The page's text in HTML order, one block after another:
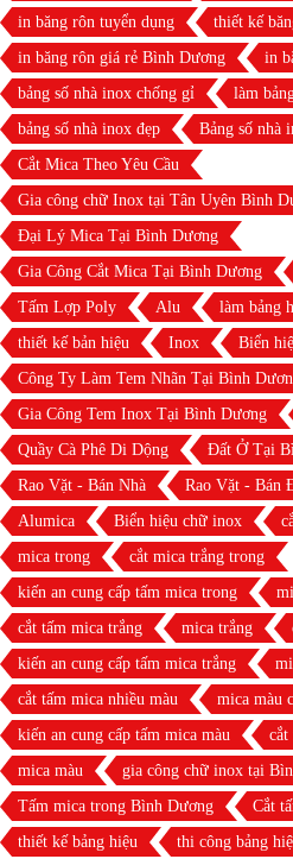
in băng rôn tuyển dụng
thiết kế
in băng rôn giá rẻ Bình Dương
in
bảng số nhà inox chống gỉ
làm
bảng số nhà inox đẹp
Bảng số nhà
Cắt Mica Theo Yêu Cầu
Gia công chữ Inox tại Tân Uyên Bình
Đại Lý Mica Tại Bình Dương
Gia Công Cắt Mica Tại Bình Dương
Tấm Lợp Poly
Alu làm bảng
thiết kế bản hiệu
Inox
Biển
Công Ty Làm Tem Nhãn Tại Bình
Gia Công Tem Inox Tại Bình Dương
Quầy Cà Phê Di Dộng
Đất Ở Tại
Rao Vặt - Bán Nhà
Rao Vặt - Bán
Alumica
Biển hiệu chữ inox
mica trong
cắt mica trắng trong
kiến an cung cấp tấm mica trong
cắt tấm mica trắng
mica trắng
kiến an cung cấp tấm mica trắng
cắt tấm mica nhiều màu
mica màu
kiến an cung cấp tấm mica màu
cắt
mica màu
gia công chữ inox tại
Tấm mica trong Bình Dương
Cắt
thiết kế bảng hiệu
thi công bảng